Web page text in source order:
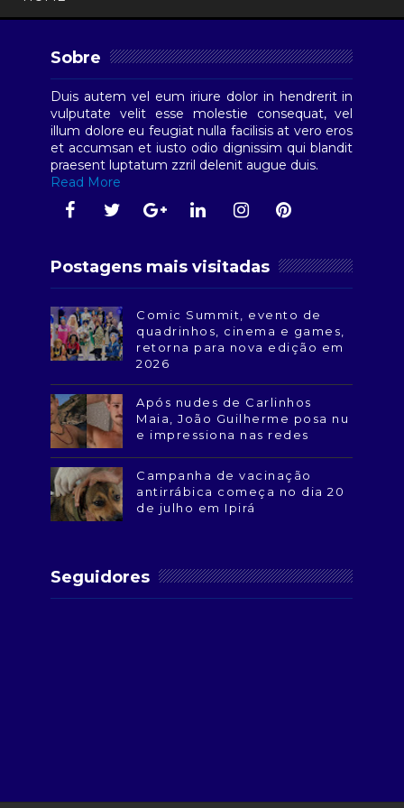
Sobre
Duis autem vel eum iriure dolor in hendrerit in
vulputate velit esse molestie consequat, vel
illum dolore eu feugiat nulla facilisis at vero eros
et accumsan et iusto odio dignissim qui blandit
praesent luptatum zzril delenit augue duis.
Read More
Postagens mais visitadas
Comic Summit, evento de
quadrinhos, cinema e games,
retorna para nova edição em
2026
Após nudes de Carlinhos
Maia, João Guilherme posa nu
e impressiona nas redes
Campanha de vacinação
antirrábica começa no dia 20
de julho em Ipirá
Seguidores